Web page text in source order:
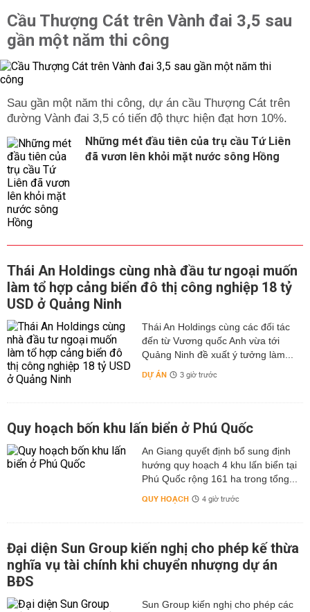
Cầu Thượng Cát trên Vành đai 3,5 sau
gần một năm thi công
Sau gần một năm thi công, dự án cầu Thượng Cát trên
đường Vành đai 3,5 có tiến độ thực hiện đạt hơn 10%.
Những mét đầu tiên của trụ cầu Tứ Liên
đã vươn lên khỏi mặt nước sông Hồng
Thái An Holdings cùng nhà đầu tư ngoại muốn
làm tổ hợp cảng biển đô thị công nghiệp 18 tỷ
USD ở Quảng Ninh
Thái An Holdings cùng các đối tác
đến từ Vương quốc Anh vừa tới
Quảng Ninh đề xuất ý tưởng làm...
DỰ ÁN 3 giờ trước
Quy hoạch bốn khu lấn biển ở Phú Quốc
An Giang quyết định bổ sung định
hướng quy hoạch 4 khu lấn biển tại
Phú Quốc rộng 161 ha trong tổng...
QUY HOẠCH 4 giờ trước
Đại diện Sun Group kiến nghị cho phép kế thừa
nghĩa vụ tài chính khi chuyển nhượng dự án
BĐS
Sun Group kiến nghị cho phép các